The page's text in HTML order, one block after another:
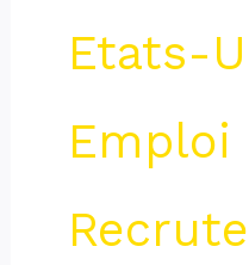
Etats-
Emploi